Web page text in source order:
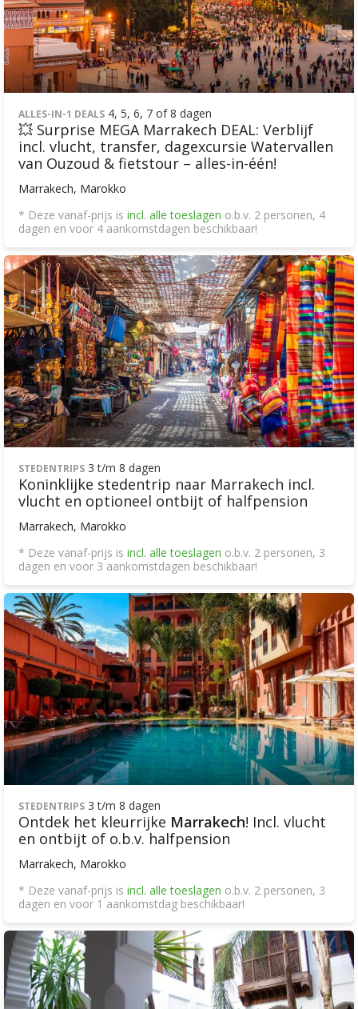
ALLES-IN-1 DEALS 4, 5, 6, 7 of 8 dagen
💥 Surprise MEGA Marrakech DEAL: Verblijf
incl. vlucht, transfer, dagexcursie Watervallen
van Ouzoud & fietstour – alles-in-één!
Marrakech, Marokko
* Deze vanaf-prijs is incl. alle toeslagen o.b.v. 2 personen, 4
dagen en voor 4 aankomstdagen beschikbaar!
STEDENTRIPS 3 t/m 8 dagen
Koninklijke stedentrip naar Marrakech incl.
vlucht en optioneel ontbijt of halfpension
Marrakech, Marokko
* Deze vanaf-prijs is incl. alle toeslagen o.b.v. 2 personen, 3
dagen en voor 3 aankomstdagen beschikbaar!
STEDENTRIPS 3 t/m 8 dagen
Ontdek het kleurrijke Marrakech! Incl. vlucht
en ontbijt of o.b.v. halfpension
Marrakech, Marokko
* Deze vanaf-prijs is incl. alle toeslagen o.b.v. 2 personen, 3
dagen en voor 1 aankomstdag beschikbaar!